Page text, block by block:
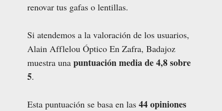
renovar tus gafas o lentillas.
Si atendemos a la valoración de los usuarios,
Alain Afflelou Óptico En Zafra, Badajoz
muestra una puntuación media de 4,8 sobre
5.
Esta puntuación se basa en las 44 opiniones